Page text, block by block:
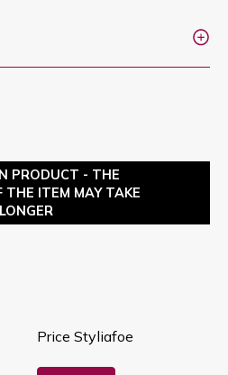
PRODUCT - THE
THE ITEM MAY TAKE
LONGER
Price Styliafoe